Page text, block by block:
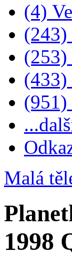
(4)
(243)
(433)
(951)
Malá
1998